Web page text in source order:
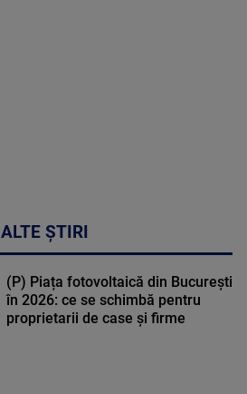
ALTE ȘTIRI
(P) Piața fotovoltaică din București
în 2026: ce se schimbă pentru
proprietarii de case și firme